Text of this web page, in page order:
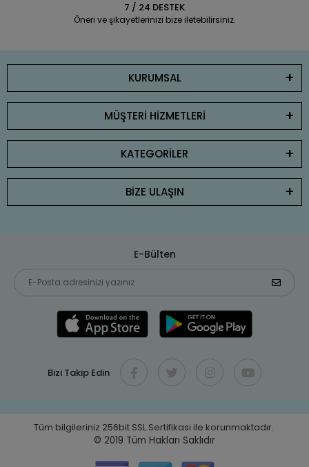
7 / 24 DESTEK
Öneri ve şikayetlerinizi bize iletebilirsiniz.
KURUMSAL
MÜŞTERİ HİZMETLERİ
KATEGORİLER
BİZE ULAŞIN
E-Bülten
Bizi Takip Edin
Tüm bilgileriniz 256bit SSL Sertifikası ile korunmaktadır.
© 2019 Tüm Hakları Saklıdır